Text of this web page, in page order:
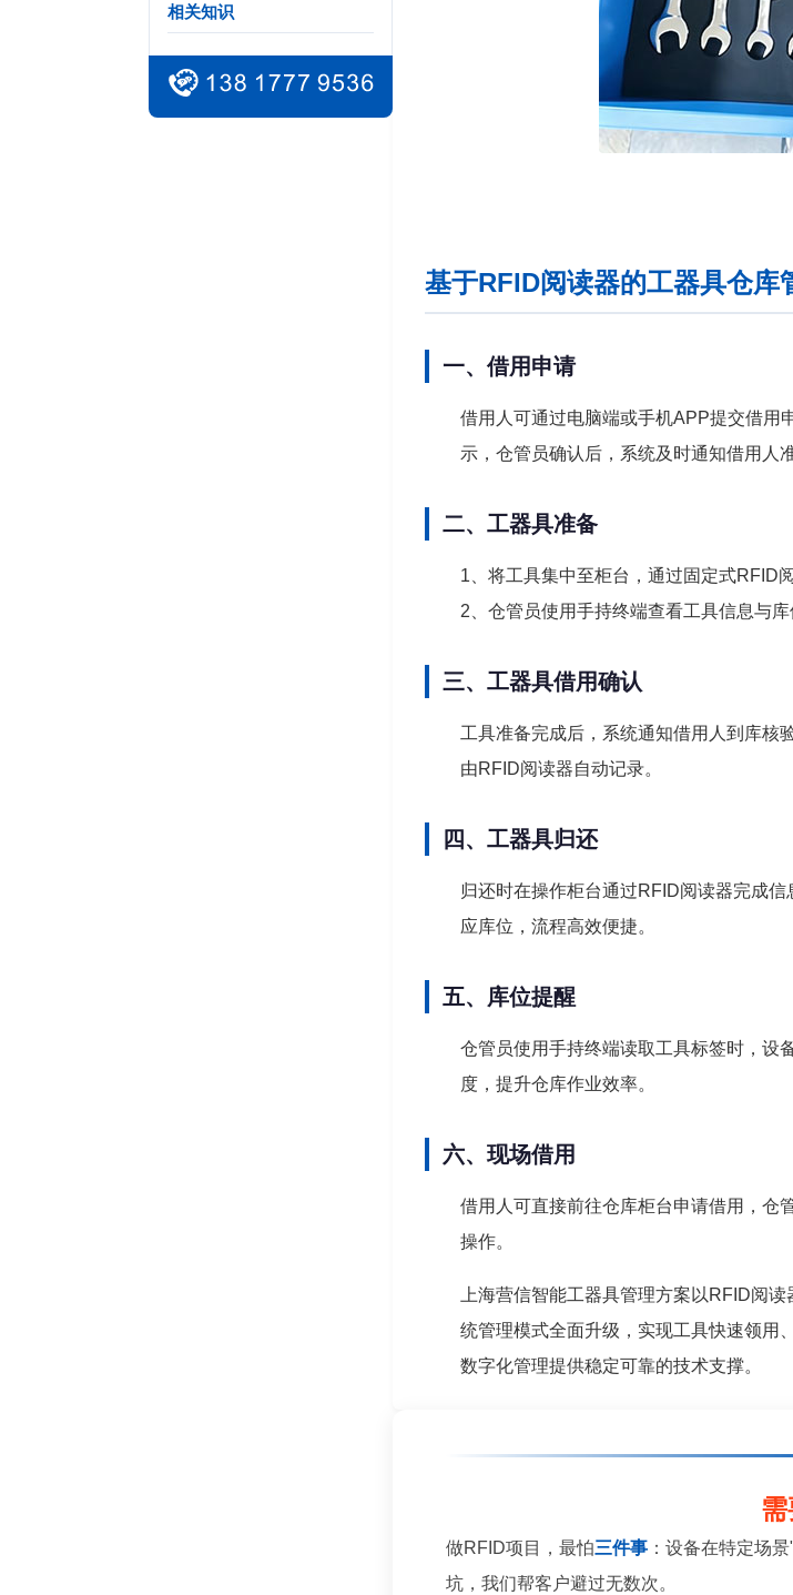
相关知识
基于RFID阅读器的工器具仓库
一、借用申请
借用人可通过电脑端或手机APP提交借用
示，仓管员确认后，系统及时通知借用人
二、工器具准备
1、将工具集中至柜台，通过固定式RFID
2、仓管员使用手持终端查看工具信息与
三、工器具借用确认
工具准备完成后，系统通知借用人到库核
由RFID阅读器自动记录。
四、工器具归还
归还时在操作柜台通过RFID阅读器完成
应库位，流程高效便捷。
五、库位提醒
仓管员使用手持终端读取工具标签时，设
度，提升仓库作业效率。
六、现场借用
借用人可直接前往仓库柜台申请借用，仓
操作。
上海营信智能工器具管理方案以RFID阅
统管理模式全面升级，实现工具快速领用
数字化管理提供稳定可靠的技术支撑。
做RFID项目，最怕三件事 ：设备在特定场
坑，我们帮客户避过无数次。